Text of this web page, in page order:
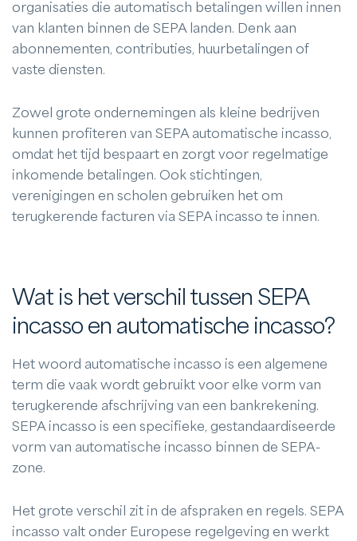
organisaties die automatisch betalingen willen innen
van klanten binnen de SEPA landen. Denk aan
abonnementen, contributies, huurbetalingen of
vaste diensten.
Zowel grote ondernemingen als kleine bedrijven
kunnen profiteren van SEPA automatische incasso,
omdat het tijd bespaart en zorgt voor regelmatige
inkomende betalingen. Ook stichtingen,
verenigingen en scholen gebruiken het om
terugkerende facturen via SEPA incasso te innen.
Wat is het verschil tussen SEPA
incasso en automatische incasso?
Het woord automatische incasso is een algemene
term die vaak wordt gebruikt voor elke vorm van
terugkerende afschrijving van een bankrekening.
SEPA incasso is een specifieke, gestandaardiseerde
vorm van automatische incasso binnen de SEPA-
zone.
Het grote verschil zit in de afspraken en regels. SEPA
incasso valt onder Europese regelgeving en werkt